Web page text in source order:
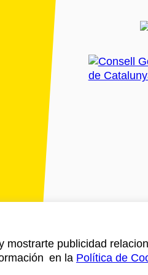
publicidad
en la Política de